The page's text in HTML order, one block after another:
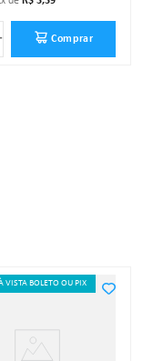
Comprar
VISTA BOLETO OU PIX